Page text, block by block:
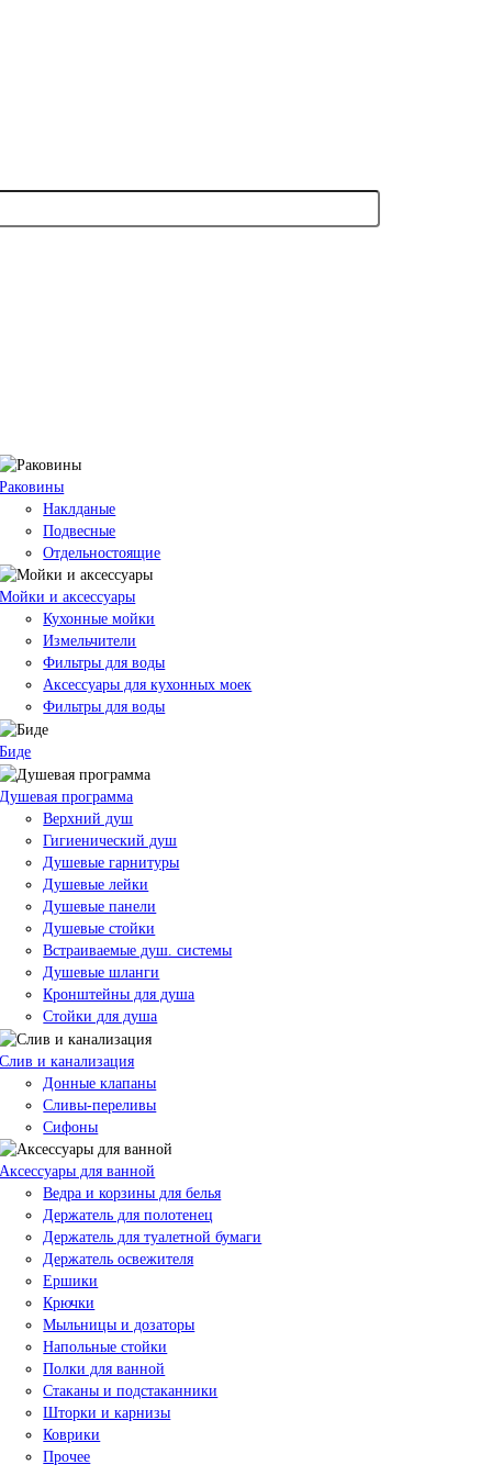
Раковины
Наклданые
Подвесные
Отдельностоящие
Мойки и аксессуары
Кухонные мойки
Измельчители
Фильтры для воды
Аксессуары для кухонных моек
Фильтры для воды
Биде
Душевая программа
Верхний душ
Гигиенический душ
Душевые гарнитуры
Душевые лейки
Душевые панели
Душевые стойки
Встраиваемые душ. системы
Душевые шланги
Кронштейны для душа
Стойки для душа
Слив и канализация
Донные клапаны
Сливы-переливы
Сифоны
Аксессуары для ванной
Ведра и корзины для белья
Держатель для полотенец
Держатель для туалетной бумаги
Держатель освежителя
Ершики
Крючки
Мыльницы и дозаторы
Напольные стойки
Полки для ванной
Стаканы и подстаканники
Шторки и карнизы
Коврики
Прочее